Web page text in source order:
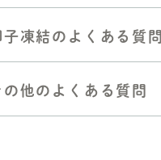
子凍結のよくある質問
の他のよくある質問